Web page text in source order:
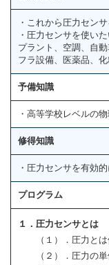
・これから圧力セン
・圧力センサを使い
プラント、空調、自
フラ設備、医薬品、
予備知識
・高等学校レベルの
修得知識
・圧力センサを有効
プログラム
１．圧力センサとは
（１）．圧力とは
（２）．圧力の単